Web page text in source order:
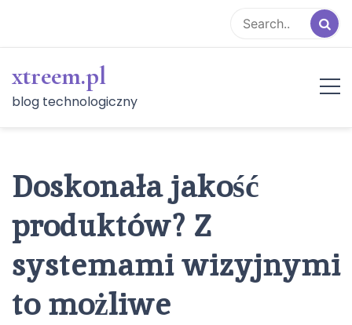
content
xtreem.pl
blog technologiczny
Doskonała jakość
produktów? Z
systemami wizyjnymi
to możliwe